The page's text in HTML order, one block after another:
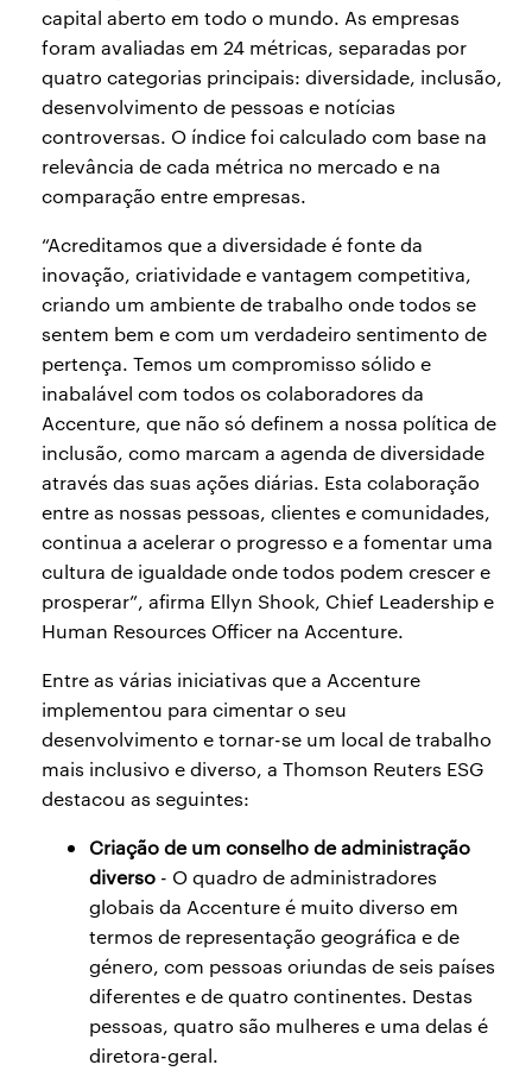
capital aberto em todo o mundo. As empresas
foram avaliadas em 24 métricas, separadas por
quatro categorias principais: diversidade, inclusão,
desenvolvimento de pessoas e notícias
controversas. O índice foi calculado com base na
relevância de cada métrica no mercado e na
comparação entre empresas.
“Acreditamos que a diversidade é fonte da
inovação, criatividade e vantagem competitiva,
criando um ambiente de trabalho onde todos se
sentem bem e com um verdadeiro sentimento de
pertença. Temos um compromisso sólido e
inabalável com todos os colaboradores da
Accenture, que não só definem a nossa política de
inclusão, como marcam a agenda de diversidade
através das suas ações diárias. Esta colaboração
entre as nossas pessoas, clientes e comunidades,
continua a acelerar o progresso e a fomentar uma
cultura de igualdade onde todos podem crescer e
prosperar”, afirma Ellyn Shook, Chief Leadership e
Human Resources Officer na Accenture.
Entre as várias iniciativas que a Accenture
implementou para cimentar o seu
desenvolvimento e tornar-se um local de trabalho
mais inclusivo e diverso, a Thomson Reuters ESG
destacou as seguintes:
Criação de um conselho de administração
diverso - O quadro de administradores
globais da Accenture é muito diverso em
termos de representação geográfica e de
género, com pessoas oriundas de seis países
diferentes e de quatro continentes. Destas
pessoas, quatro são mulheres e uma delas é
diretora-geral.